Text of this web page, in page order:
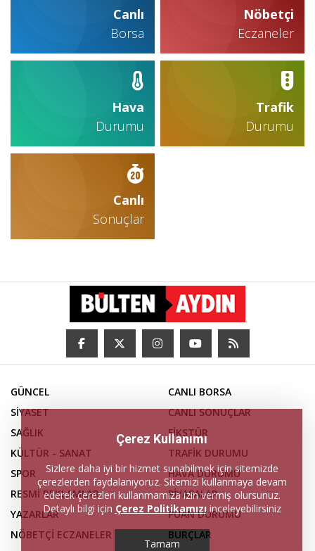
Canlı
Borsa
Nöbetçi
Eczaneler
Hava
Durumu
Trafik
Durumu
Canlı
Sonuçlar
GÜNCEL
SİYASET
SAĞLIK
KÜLTÜR - SANAT
SPOR
RESMİ REKLAMLAR
YAZARLAR
NÖBETÇİ ECZANELER
CANLI BORSA
CANLI SONUÇLAR
FİKSTÜR
TRAFİK DURUMU
HAVA DURUMU
PİYASALAR
PUAN DURUMU
BURÇLAR
Çerez Kullanımı
Sizlere daha iyi bir hizmet sunabilmek için sitemizde
çerezlerden faydalanıyoruz. Sitemizi kullanmaya devam
ederek çerezleri kullanmamıza izin vermiş olursunuz.
Detaylı bilgi için Çerez Politikamızıinceleyebilirsiniz
Tamam